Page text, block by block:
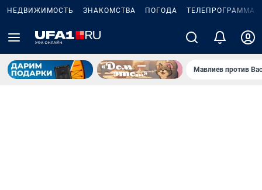
НЕДВИЖИМОСТЬ ЗНАКОМСТВА ПОГОДА ТЕЛЕПРОГРАММА
Мавлиев против